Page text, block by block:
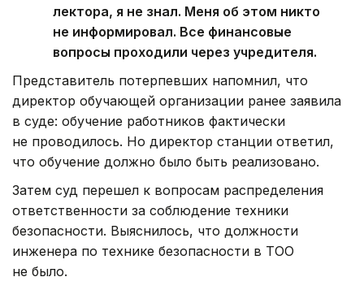
лектора, я не знал. Меня об этом никто
не информировал. Все финансовые
вопросы проходили через учредителя.
Представитель потерпевших напомнил, что
директор обучающей организации ранее заявила
в суде: обучение работников фактически
не проводилось. Но директор станции ответил,
что обучение должно было быть реализовано.
Затем суд перешел к вопросам распределения
ответственности за соблюдение техники
безопасности. Выяснилось, что должности
инженера по технике безопасности в ТОО
не было.